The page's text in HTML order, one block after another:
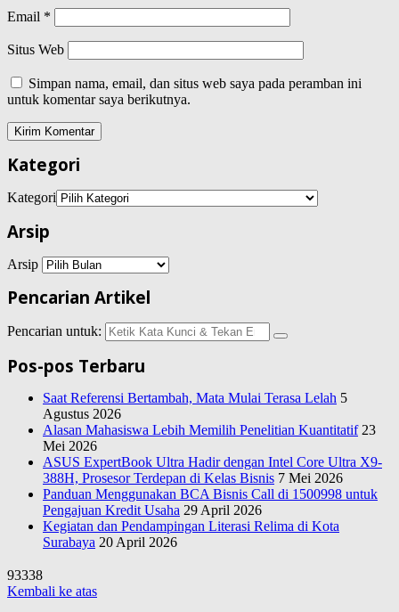
Email *
Situs Web
Simpan nama, email, dan situs web saya pada peramban ini
untuk komentar saya berikutnya.
Kategori
Kategori
Arsip
Arsip
Pencarian Artikel
Pencarian untuk:
Pos-pos Terbaru
Saat Referensi Bertambah, Mata Mulai Terasa Lelah 5
Agustus 2026
Alasan Mahasiswa Lebih Memilih Penelitian Kuantitatif 23
Mei 2026
ASUS ExpertBook Ultra Hadir dengan Intel Core Ultra X9-
388H, Prosesor Terdepan di Kelas Bisnis 7 Mei 2026
Panduan Menggunakan BCA Bisnis Call di 1500998 untuk
Pengajuan Kredit Usaha 29 April 2026
Kegiatan dan Pendampingan Literasi Relima di Kota
Surabaya 20 April 2026
93338
Kembali ke atas